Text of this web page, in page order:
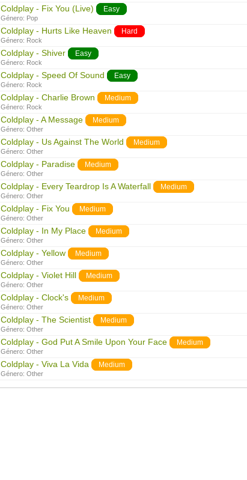
Coldplay - Fix You (Live) Easy
Género: Pop
Coldplay - Hurts Like Heaven Hard
Género: Rock
Coldplay - Shiver Easy
Género: Rock
Coldplay - Speed Of Sound Easy
Género: Rock
Coldplay - Charlie Brown Medium
Género: Rock
Coldplay - A Message Medium
Género: Other
Coldplay - Us Against The World Medium
Género: Other
Coldplay - Paradise Medium
Género: Other
Coldplay - Every Teardrop Is A Waterfall Medium
Género: Other
Coldplay - Fix You Medium
Género: Other
Coldplay - In My Place Medium
Género: Other
Coldplay - Yellow Medium
Género: Other
Coldplay - Violet Hill Medium
Género: Other
Coldplay - Clock's Medium
Género: Other
Coldplay - The Scientist Medium
Género: Other
Coldplay - God Put A Smile Upon Your Face Medium
Género: Other
Coldplay - Viva La Vida Medium
Género: Other